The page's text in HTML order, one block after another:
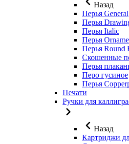
Назад
Перья General
Перья
Перья Italic
Перья
Перья Round
Скошенные
Перья
Перо гусиное
Перья
Печати
Ручки для
Назад
Картриджи